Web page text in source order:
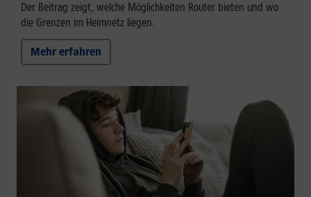
Der Beitrag zeigt, welche Möglichkeiten Router bieten und wo
die Grenzen im Heimnetz liegen.
Mehr erfahren